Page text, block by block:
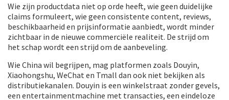
Wie zijn productdata niet op orde heeft, wie geen duidelijke
claims formuleert, wie geen consistente content, reviews,
beschikbaarheid en prijsinformatie aanbiedt, wordt minder
zichtbaar in de nieuwe commerciële realiteit. De strijd om
het schap wordt een strijd om de aanbeveling.
Wie China wil begrijpen, mag platformen zoals Douyin,
Xiaohongshu, WeChat en Tmall dan ook niet bekijken als
distributiekanalen. Douyin is een winkelstraat zonder gevels,
een entertainmentmachine met transacties, een eindeloze